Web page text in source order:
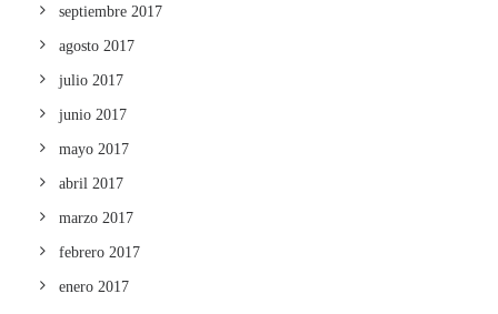
septiembre 2017
agosto 2017
julio 2017
junio 2017
mayo 2017
abril 2017
marzo 2017
febrero 2017
enero 2017